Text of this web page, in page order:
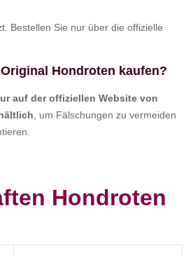
Bestellen Sie nur über die offizielle
Hondroten kaufen?
auf der offiziellen Website von
, um Fälschungen zu vermeiden
Hondroten